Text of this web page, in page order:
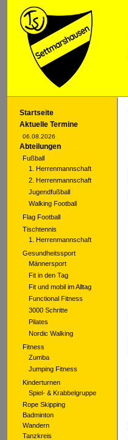
Startseite
Aktuelle Termine
06.08.2026
Abteilungen
Fußball
1. Herrenmannschaft
2. Herrenmannschaft
Jugendfußball
Walking Football
Flag Football
Tischtennis
1. Herrenmannschaft
Gesundheitssport
Männersport
Fit in den Tag
Fit und mobil im Alltag
Functional Fitness
3000 Schritte
Pilates
Nordic Walking
Fitness
Zumba
Jumping Fitness
Kinderturnen
Spiel- & Krabbelgruppe
Rope Skipping
Badminton
Wandern
Tanzkreis